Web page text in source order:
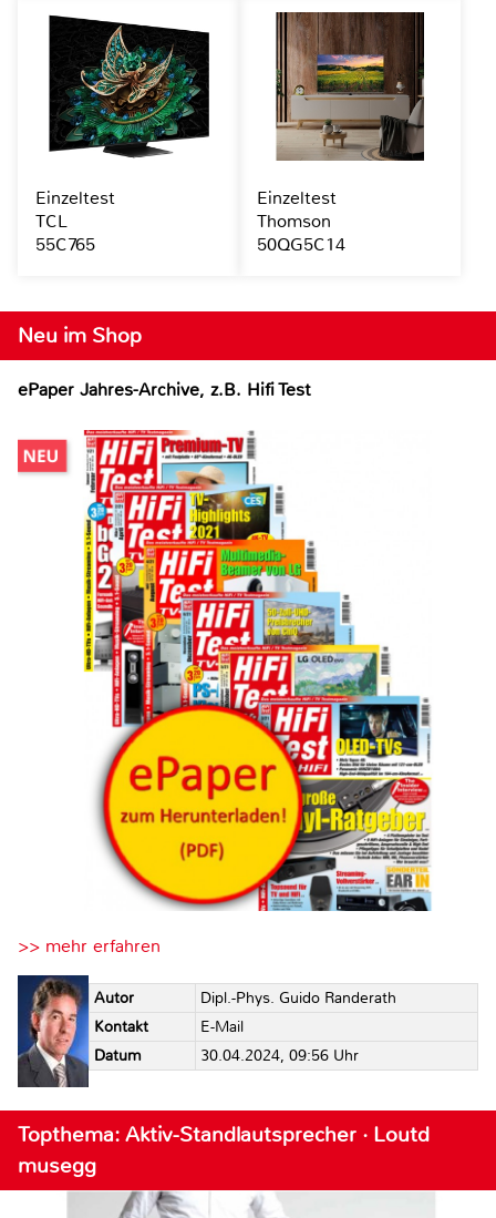
Neu im Shop
ePaper Jahres-Archive, z.B. Hifi Test
>> mehr erfahren
Autor
Dipl.-Phys. Guido Randerath
Kontakt
E-Mail
Datum
30.04.2024, 09:56 Uhr
Topthema: Aktiv-Standlautsprecher · Loutd
musegg
Einzeltest
TCL
55C765
Einzeltest
Thomson
50QG5C14